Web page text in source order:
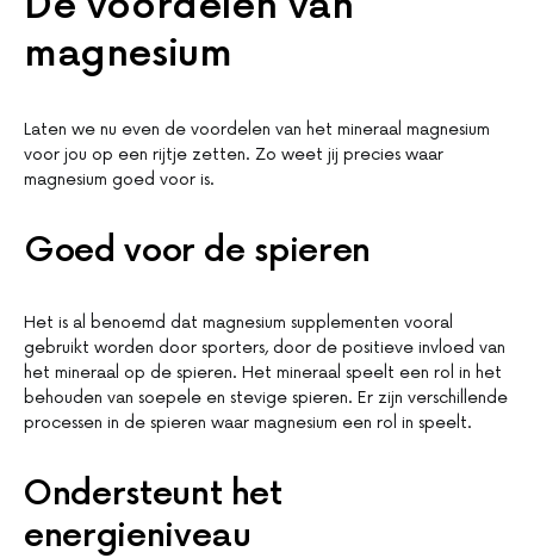
magnesium
Laten we nu even de voordelen van het mineraal magnesium
voor jou op een rijtje zetten. Zo weet jij precies waar
magnesium goed voor is.
Goed voor de spieren
Het is al benoemd dat magnesium supplementen vooral
gebruikt worden door sporters, door de positieve invloed van
het mineraal op de spieren. Het mineraal speelt een rol in het
behouden van soepele en stevige spieren. Er zijn verschillende
processen in de spieren waar magnesium een rol in speelt.
Ondersteunt het
energieniveau